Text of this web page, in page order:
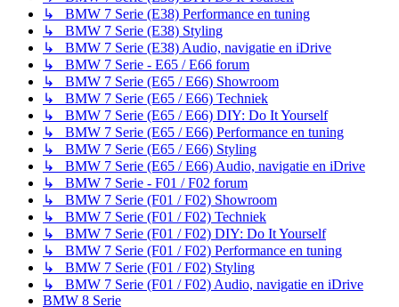
↳ BMW 7 Serie (E38) Performance en tuning
↳ BMW 7 Serie (E38) Styling
↳ BMW 7 Serie (E38) Audio, navigatie en iDrive
↳ BMW 7 Serie - E65 / E66 forum
↳ BMW 7 Serie (E65 / E66) Showroom
↳ BMW 7 Serie (E65 / E66) Techniek
↳ BMW 7 Serie (E65 / E66) DIY: Do It Yourself
↳ BMW 7 Serie (E65 / E66) Performance en tuning
↳ BMW 7 Serie (E65 / E66) Styling
↳ BMW 7 Serie (E65 / E66) Audio, navigatie en iDrive
↳ BMW 7 Serie - F01 / F02 forum
↳ BMW 7 Serie (F01 / F02) Showroom
↳ BMW 7 Serie (F01 / F02) Techniek
↳ BMW 7 Serie (F01 / F02) DIY: Do It Yourself
↳ BMW 7 Serie (F01 / F02) Performance en tuning
↳ BMW 7 Serie (F01 / F02) Styling
↳ BMW 7 Serie (F01 / F02) Audio, navigatie en iDrive
BMW 8 Serie